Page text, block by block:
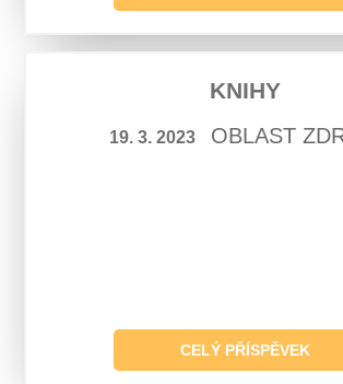
KNIHY
19. 3. 2023 OBLAST
CELÝ PŘÍSPĚVEK